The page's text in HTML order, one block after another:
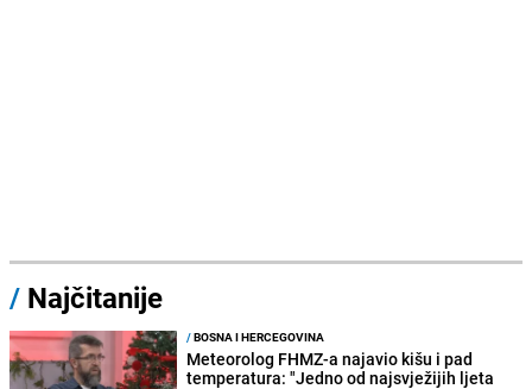
/ Najčitanije
/BOSNA I HERCEGOVINA
Meteorolog FHMZ-a najavio kišu i pad
temperatura: "Jedno od najsvježijih ljeta